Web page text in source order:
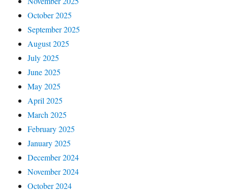
October 2025
September 2025
August 2025
July 2025
June 2025
May 2025
April 2025
March 2025
February 2025
January 2025
December 2024
November 2024
October 2024